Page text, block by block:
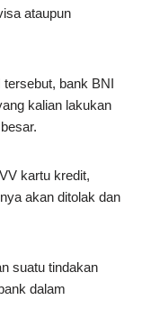
ataupun
bank BNI
kalian lakukan
kartu kredit,
akan ditolak dan
suatu tindakan
dalam